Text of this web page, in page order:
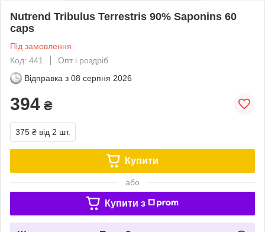
Nutrend Tribulus Terrestris 90% Saponins 60
caps
Під замовлення
Код: 441
Опт і роздріб
Відправка з 08 серпня 2026
394 ₴
375 ₴ від 2 шт.
Купити
або
Купити з